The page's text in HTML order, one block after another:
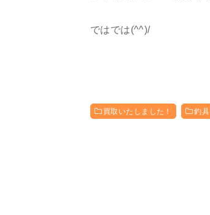
ではでは(^^)/
買取いたしました！ 釣具